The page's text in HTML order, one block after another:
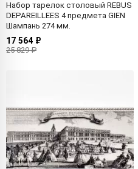
Набор тарелок столовый REBUS
DEPAREILLEES 4 предмета GIEN
Шампань 274 мм.
17 564 ₽
25 829 ₽